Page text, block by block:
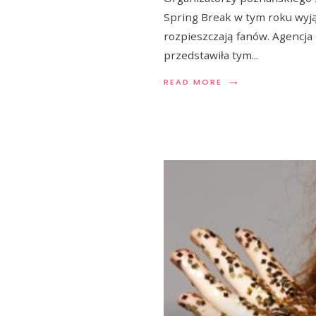
Spring Break w tym roku
rozpieszczają fanów. Agencja
przedstawiła tym...
READ MORE →